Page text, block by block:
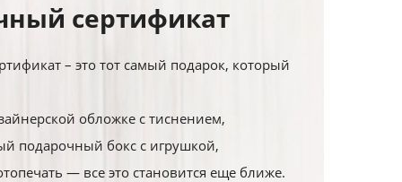
сертификат
– это тот самый подарок, который
обложке с тиснением,
подарочный бокс с игрушкой,
— все это становится еще ближе.